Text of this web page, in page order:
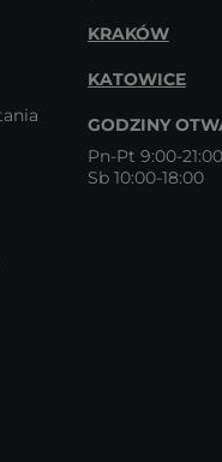
KRAKÓW
KATOWICE
GODZINY
Pn-Pt 9:00-21:00
Sb 10:00-18:00